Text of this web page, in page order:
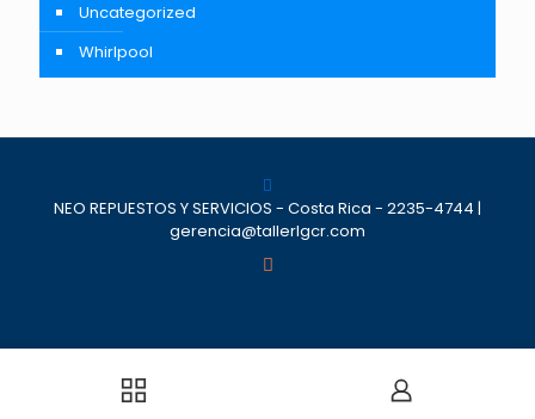
Uncategorized
Whirlpool
NEO REPUESTOS Y SERVICIOS - Costa Rica - 2235-4744 |
gerencia@tallerlgcr.com